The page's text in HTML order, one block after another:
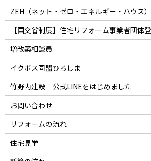
ZEH（ネット・ゼロ・エネルギー・ハウス）
【国交省制度】住宅リフォーム事業者団体
増改築相談員
イクボス同盟ひろしま
竹野内建設 公式LINEをはじめました
お問い合わせ
リフォームの流れ
住宅見学